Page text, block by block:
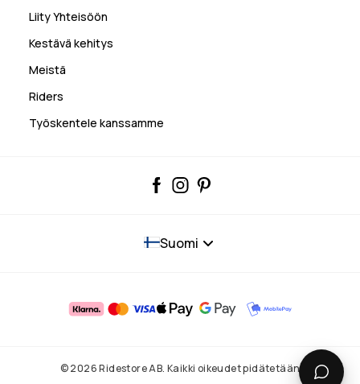
Liity Yhteisöön
Kestävä kehitys
Meistä
Riders
Työskentele kanssamme
Suomi
© 2026 Ridestore AB. Kaikki oikeudet pidätetään